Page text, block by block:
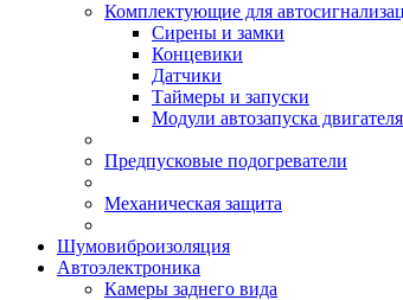
Комплектующие для
Сирены и замки
Концевики
Датчики
Таймеры и запуски
Модули автозапуска двигателя
Предпусковые подогреватели
Механическая защита
Шумовиброизоляция
Автоэлектроника
Камеры заднего вида